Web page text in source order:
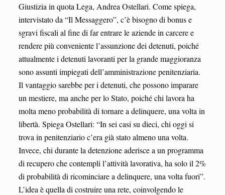
Giustizia in quota Lega, Andrea Ostellari. Come spiega,
intervistato da “Il Messaggero”, c’è bisogno di bonus e
sgravi fiscali al fine di far entrare le aziende in carcere e
rendere più conveniente l’assunzione dei detenuti, poiché
attualmente i detenuti lavoranti per la grande maggioranza
sono assunti impiegati dell’amministrazione penitenziaria.
Il vantaggio sarebbe per i detenuti, che possono imparare
un mestiere, ma anche per lo Stato, poiché chi lavora ha
molta meno probabilità di tornare a delinquere, una volta in
libertà. Spiega Ostellari: “In sei casi su dieci, chi oggi si
trova in penitenziario c’era già stato almeno una volta.
Invece, chi durante la detenzione aderisce a un programma
di recupero che contempli l’attività lavorativa, ha solo il 2%
di probabilità di ricominciare a delinquere, una volta fuori”.
L’idea è quella di costruire una rete, coinvolgendo le